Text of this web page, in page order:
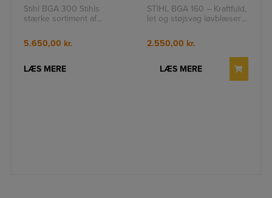
Stihl BGA 300 Stihls
stærke sortiment af
300 fået en ny topmodel
af den helt
5.650,00 kr.
LÆS MERE
STIHL BGA 160 – Kraftfuld,
let og støjsvag løvblæser
brug Den batteridre
2.550,00 kr.
LÆS MERE